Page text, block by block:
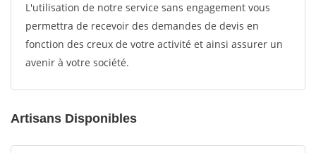
L'utilisation de notre service sans engagement vous
permettra de recevoir des demandes de devis en
fonction des creux de votre activité et ainsi assurer un
avenir à votre société.
Artisans Disponibles